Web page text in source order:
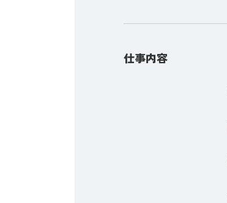
仕事内容